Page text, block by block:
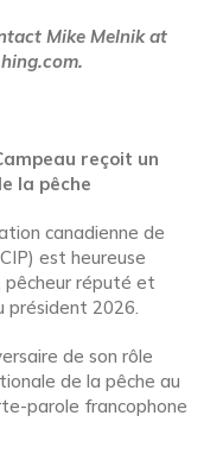
Mike Melnik at
.
reçoit un
la pêche
canadienne de
est heureuse
pêcheur réputé et
président 2026.
de son rôle
de la pêche au
parole francophone